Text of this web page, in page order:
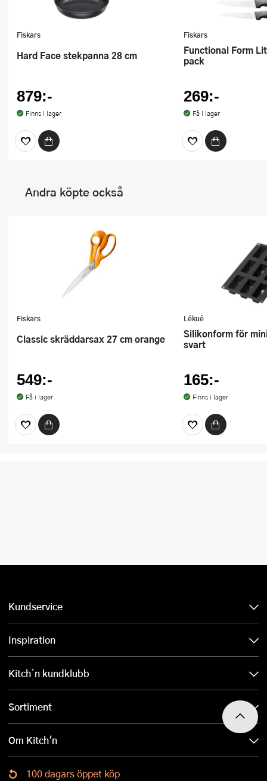
Fiskars
Hard Face stekpanna 28 cm
879:-
Finns i lager
Fiskars
Functional Form Litet Knivset 3-
pack
269:-
Få i lager
Andra köpte också
Fiskars
Classic skräddarsax 27 cm orange
549:-
Få i lager
Lékué
Silikonform för mini-bröd 9 hål
svart
165:-
Finns i lager
Kundservice
Inspiration
Kitch´n kundklubb
Sortiment
Om Kitch'n
100 dagars öppet köp